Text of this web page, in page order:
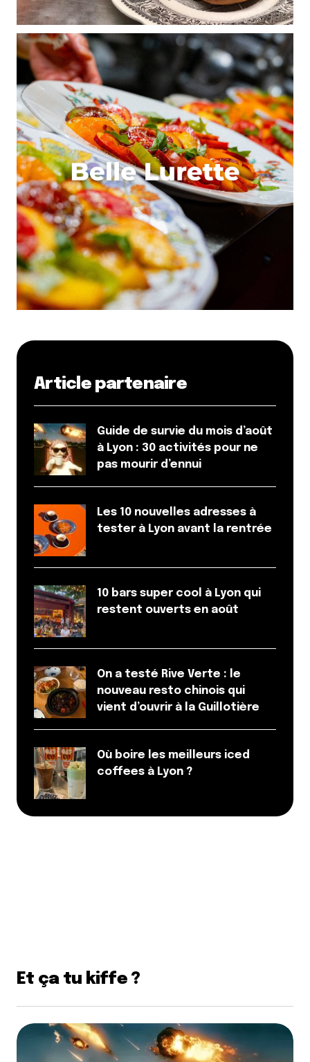
Article partenaire
Guide de survie du mois d’août
à Lyon : 30 activités pour ne
pas mourir d’ennui
Les 10 nouvelles adresses à
tester à Lyon avant la rentrée
10 bars super cool à Lyon qui
restent ouverts en août
On a testé Rive Verte : le
nouveau resto chinois qui
vient d’ouvrir à la Guillotière
Où boire les meilleurs iced
coffees à Lyon ?
Et ça tu kiffe ?